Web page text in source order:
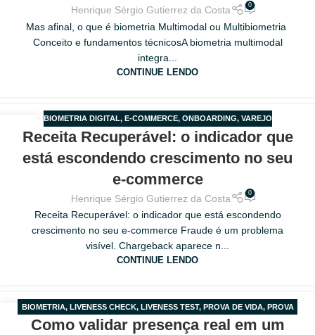
Henrique Sérgio Gutierrez da Costa 0
Mas afinal, o que é biometria Multimodal ou Multibiometria
Conceito e fundamentos técnicosA biometria multimodal
integra...
CONTINUE LENDO
ABR
BIOMETRIA DIGITAL, E-COMMERCE, ONBOARDING, VAREJO
Receita Recuperável: o indicador que
está escondendo crescimento no seu
e-commerce
Henrique Sérgio Gutierrez da Costa 0
Receita Recuperável: o indicador que está escondendo
crescimento no seu e-commerce Fraude é um problema
visível. Chargeback aparece n...
CONTINUE LENDO
18BIOMETRIA, LIVENESS CHECK, LIVENESS TEST, PROVA DE VIDA, PROVA
DE VIDA PELO CELULAR
Como validar presença real em um